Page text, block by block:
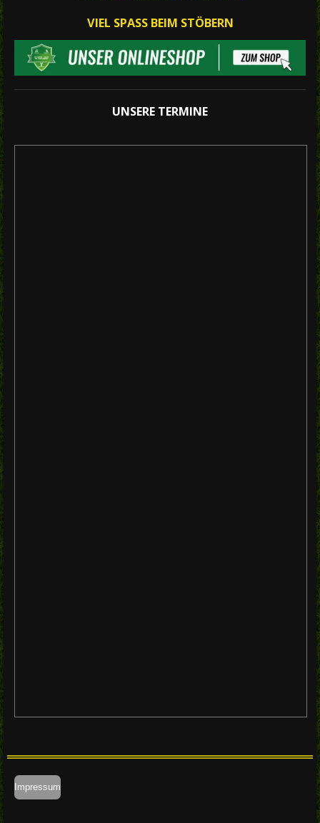
VIEL SPASS BEIM STÖBERN
UNSERE TERMINE
Impressum